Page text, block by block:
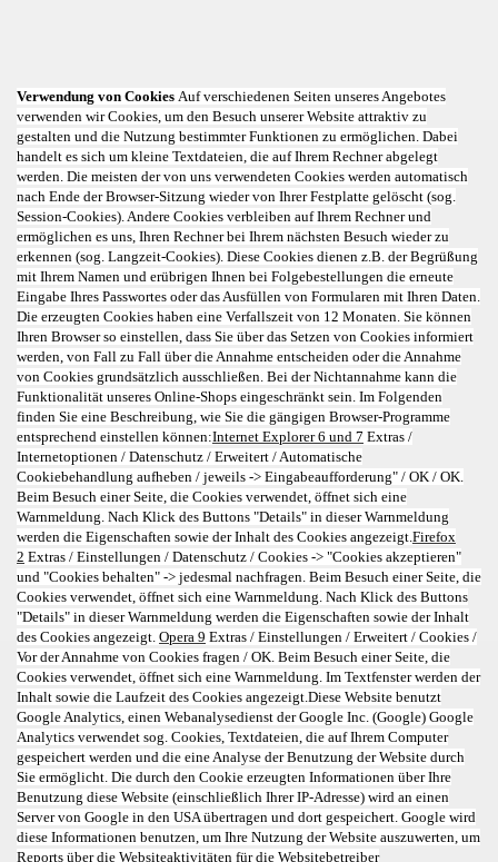
Verwendung von Cookies Auf verschiedenen Seiten unseres Angebotes
verwenden wir Cookies, um den Besuch unserer Website attraktiv zu
gestalten und die Nutzung bestimmter Funktionen zu ermöglichen. Dabei
handelt es sich um kleine Textdateien, die auf Ihrem Rechner abgelegt
werden. Die meisten der von uns verwendeten Cookies werden automatisch
nach Ende der Browser-Sitzung wieder von Ihrer Festplatte gelöscht (sog.
Session-Cookies). Andere Cookies verbleiben auf Ihrem Rechner und
ermöglichen es uns, Ihren Rechner bei Ihrem nächsten Besuch wieder zu
erkennen (sog. Langzeit-Cookies). Diese Cookies dienen z.B. der Begrüßung
mit Ihrem Namen und erübrigen Ihnen bei Folgebestellungen die erneute
Eingabe Ihres Passwortes oder das Ausfüllen von Formularen mit Ihren Daten.
Die erzeugten Cookies haben eine Verfallszeit von 12 Monaten. Sie können
Ihren Browser so einstellen, dass Sie über das Setzen von Cookies informiert
werden, von Fall zu Fall über die Annahme entscheiden oder die Annahme
von Cookies grundsätzlich ausschließen. Bei der Nichtannahme kann die
Funktionalität unseres Online-Shops eingeschränkt sein. Im Folgenden
finden Sie eine Beschreibung, wie Sie die gängigen Browser-Programme
entsprechend einstellen können:Internet Explorer 6 und 7 Extras /
Internetoptionen / Datenschutz / Erweitert / Automatische
Cookiebehandlung aufheben / jeweils -> Eingabeaufforderung" / OK / OK.
Beim Besuch einer Seite, die Cookies verwendet, öffnet sich eine
Warnmeldung. Nach Klick des Buttons "Details" in dieser Warnmeldung
werden die Eigenschaften sowie der Inhalt des Cookies angezeigt.Firefox
2 Extras / Einstellungen / Datenschutz / Cookies -> "Cookies akzeptieren"
und "Cookies behalten" -> jedesmal nachfragen. Beim Besuch einer Seite, die
Cookies verwendet, öffnet sich eine Warnmeldung. Nach Klick des Buttons
"Details" in dieser Warnmeldung werden die Eigenschaften sowie der Inhalt
des Cookies angezeigt. Opera 9 Extras / Einstellungen / Erweitert / Cookies /
Vor der Annahme von Cookies fragen / OK. Beim Besuch einer Seite, die
Cookies verwendet, öffnet sich eine Warnmeldung. Im Textfenster werden der
Inhalt sowie die Laufzeit des Cookies angezeigt.Diese Website benutzt
Google Analytics, einen Webanalysedienst der Google Inc. (Google) Google
Analytics verwendet sog. Cookies, Textdateien, die auf Ihrem Computer
gespeichert werden und die eine Analyse der Benutzung der Website durch
Sie ermöglicht. Die durch den Cookie erzeugten Informationen über Ihre
Benutzung diese Website (einschließlich Ihrer IP-Adresse) wird an einen
Server von Google in den USA übertragen und dort gespeichert. Google wird
diese Informationen benutzen, um Ihre Nutzung der Website auszuwerten, um
Reports über die Websiteaktivitäten für die Websitebetreiber